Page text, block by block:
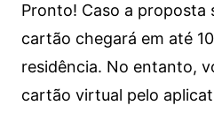
Pronto! Caso a proposta
cartão chegará em até
residência. No entanto,
cartão virtual pelo